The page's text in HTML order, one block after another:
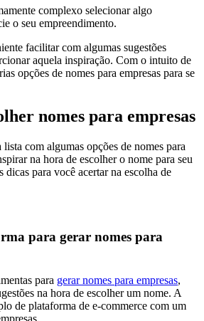
complexo selecionar algo
o seu empreendimento.
facilitar com algumas sugestões
aquela inspiração. Com o intuito de
opções de nomes para empresas para se
nomes para empresas
com algumas opções de nomes para
na hora de escolher o nome para seu
para você acertar na escolha de
para gerar nomes para
para gerar nomes para empresas,
na hora de escolher um nome. A
de plataforma de e-commerce com um